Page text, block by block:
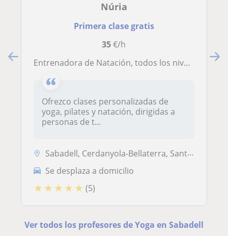
Núria
Primera clase gratis
35€/h
Entrenadora de Natación, todos los niveles
Ofrezco clases personalizadas de
yoga, pilates y natación, dirigidas a
personas de t...
Sabadell, Cerdanyola-Bellaterra, Sant Quirze del Vallès, Matadepera, S...
Se desplaza a domicilio
★ ★ ★ ★ ★ (5)
Ver todos los profesores de Yoga en Sabadell